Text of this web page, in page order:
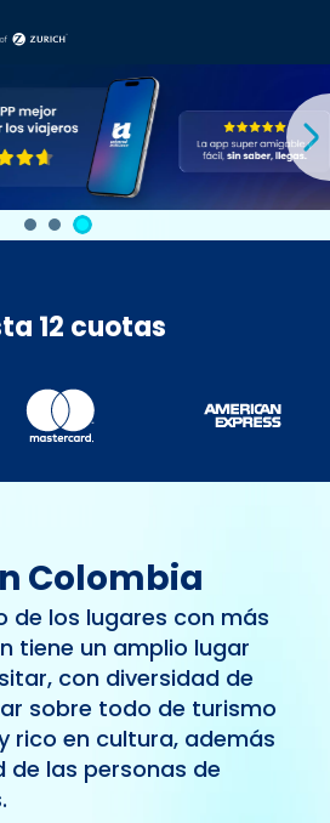
12 cuotas
Colombia
de los lugares con más
tiene un amplio lugar
con diversidad de
sobre todo de turismo
rico en cultura, además
de las personas de